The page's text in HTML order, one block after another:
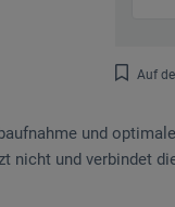
Auf
und
nicht und verbindet